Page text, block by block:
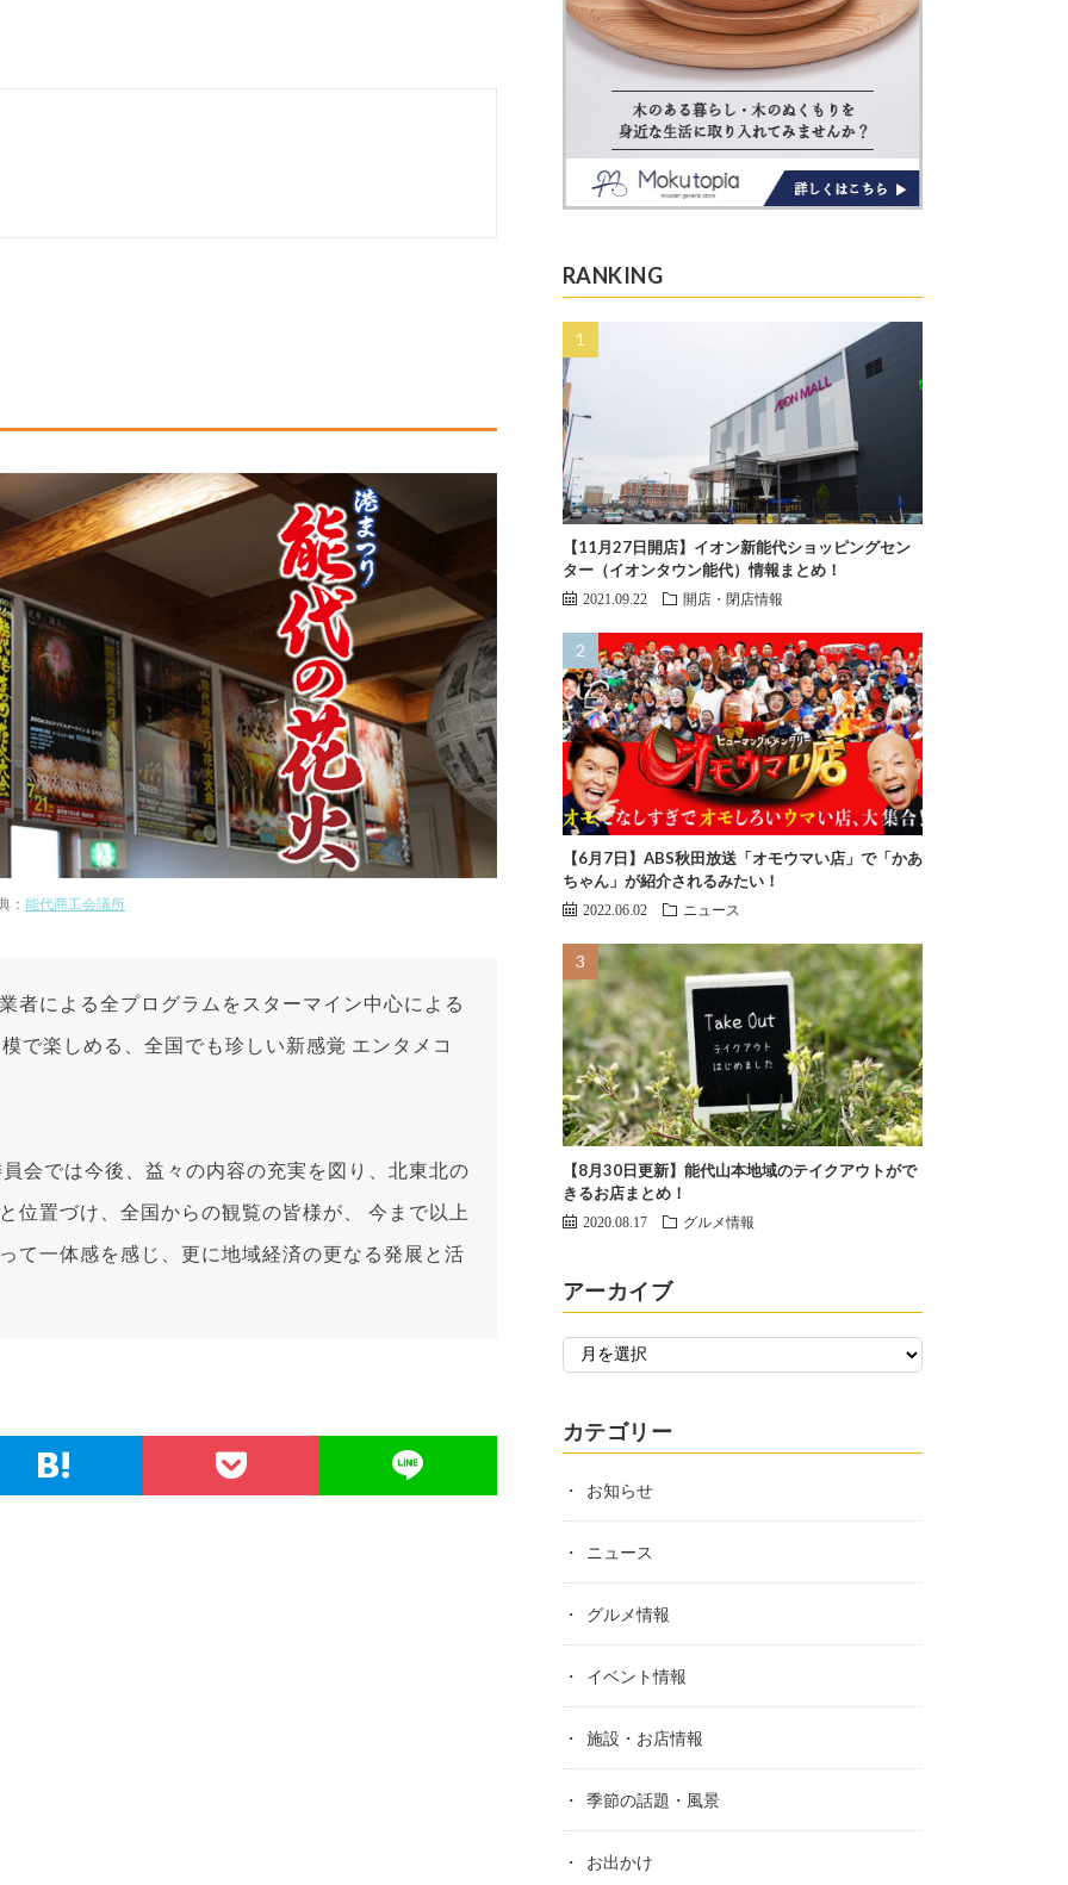
：能代商工会議所
者による全プログラムをスターマイン中心による
で楽しめる、全国でも珍しい新感覚 エンタメコ
会では今後、益々の内容の充実を図り、北東北の
位置づけ、全国からの観覧の皆様が、 今まで以上
て一体感を感じ、更に地域経済の更なる発展と活
RANKING
【11月27日開店】イオン新能代ショッピングセン
ター（イオンタウン能代）情報まとめ！
2021.09.22 開店・閉店情報
【6月7日】ABS秋田放送「オモウマい店」で「かあ
ちゃん」が紹介されるみたい！
2022.06.02 ニュース
【8月30日更新】能代山本地域のテイクアウトがで
きるお店まとめ！
2020.08.17 グルメ情報
アーカイブ
カテゴリー
お知らせ
ニュース
グルメ情報
イベント情報
施設・お店情報
季節の話題・風景
お出かけ